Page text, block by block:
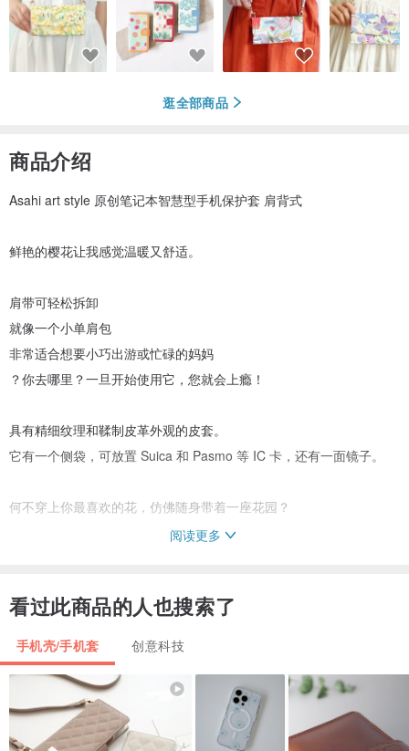
逛全部商品
商品介绍
Asahi art style 原创笔记本智慧型手机保护套 肩背式
鲜艳的樱花让我感觉温暖又舒适。
肩带可轻松拆卸
就像一个小单肩包
非常适合想要小巧出游或忙碌的妈妈
？你去哪里？一旦开始使用它，您就会上瘾！
具有精细纹理和鞣制皮革外观的皮套。
它有一个侧袋，可放置 Suica 和 Pasmo 等 IC 卡，还有一面镜子。
何不穿上你最喜欢的花，仿佛随身带着一座花园？
iPhone6/6s
iPhone6plus/6splus/7plus/8plus
iPhoneX/Xs
iPhoneXR
iPhoneXs Max
阅读更多
看过此商品的人也搜索了
手机壳/手机套 创意科技